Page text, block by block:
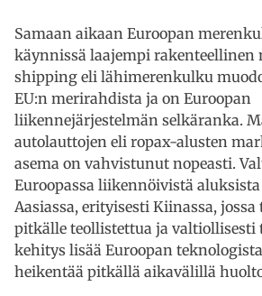
Samaan aikaan Euroopan
käynnissä laajempi rakenteellinen
shipping eli lähimerenkulku
EU:n merirahdista ja on Euroopan
liikennejärjestelmän selkäranka.
autolauttojen eli ropax-alusten
asema on vahvistunut nopeasti.
Euroopassa liikennöivistä
Aasiassa, erityisesti Kiinassa,
pitkälle teollistettua ja valtiollisesti
kehitys lisää Euroopan
heikentää pitkällä aikavälillä